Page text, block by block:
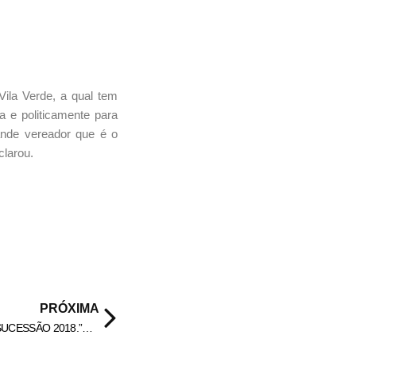
Verde, a qual tem
e politicamente para
vereador que é o
PRÓXIMA
PREFEITO PAULINHO DE HIDROLÂNDIA COMENTA SUCESSÃO 2018.”Não Sou Candidato a Deputado”.